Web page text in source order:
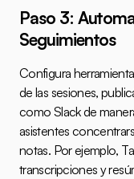
Paso 3:
Seguimientos
Configura
de las sesiones,
como Slack de
asistentes
notas. Por ejemplo,